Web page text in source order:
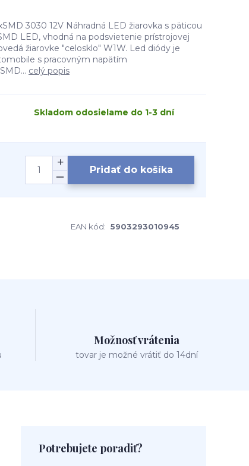
3030 12V Náhradná LED žiarovka s päticou
LED, vhodná na podsvietenie prístrojovej
žiarovke "celosklo" W1W. Led diódy je
s pracovným napätím
celý popis
Skladom odosielame do 1-3 dní
Pridať do košíka
EAN kód: 5903293010945
Možnosť vrátenia
tovar je možné vrátiť do 14dní
Potrebujete poradiť?